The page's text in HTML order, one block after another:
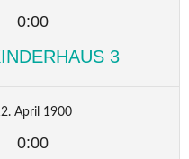
0:00
3
April 1900
0:00